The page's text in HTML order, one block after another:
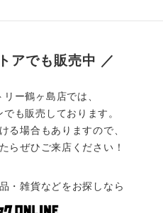
アでも販売中 ／
ー鶴ヶ島店では、
も販売しております。
る場合もありますので、
らぜひご来店ください！
・雑貨などをお探しなら